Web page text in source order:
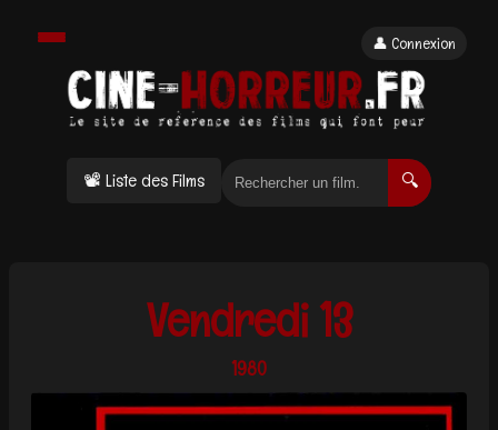
📽 Liste des Films 🔍
👤 Connexion
Vendredi 13
1980